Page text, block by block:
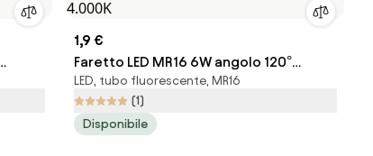
1,9 €
Faretto LED MR16 6W angolo 120°
12/24V AC/DC Colore Bianco Naturale
4.000K
LED, tubo fluorescente, MR16
(1)
Disponibile